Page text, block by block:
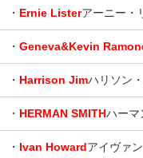
・ Ernie Listerアーニー・
・ Geneva&Kevin
・ Harrison Jimハリソン
・ HERMAN SMITHハーマ
・ Ivan Howardアイヴァ